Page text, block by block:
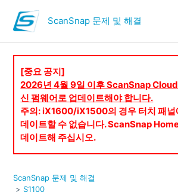
ScanSnap 문제 및 해결
[중요 공지]
2026년 4월 9일 이후 ScanSnap
신 펌웨어로 업데이트해야 합니다.
주의: iX1600/iX1500의 경우 터치 패널
데이트할 수 없습니다. ScanSnap
데이트해 주십시오.
ScanSnap 문제 및 해결
S1100